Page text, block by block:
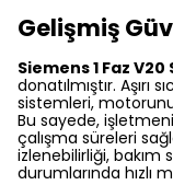
Gelişmiş
Siemens 1 Faz
donatılmıştır. Aşırı
sistemleri,
Bu sayede,
çalışma süreleri
izlenebilirliği, bakım
durumlarında hızlı